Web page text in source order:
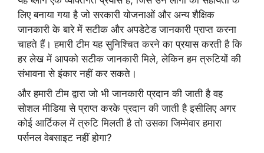
लिए बनाया गया है जो सरकारी योजनाओं और अन्य शैक्षिक
जानकारी के बारे में सटीक और अपडेटेड जानकारी प्राप्त करना
चाहते हैं। हमारी टीम यह सुनिश्चित करने का प्रयास करती है कि
हर लेख में आपको सटीक जानकारी मिले, लेकिन हम त्रुटियों की
संभावना से इंकार नहीं कर सकते।
और हमारी टीम द्वारा जो भी जानकारी प्रदान की जाती है वह
सोशल मीडिया से प्राप्त करके प्रदान की जाती है इसीलिए अगर
कोई आर्टिकल में त्रुटि मिलती है तो उसका जिम्मेवार हमारा
पर्सनल वेबसाइट नहीं होगा?